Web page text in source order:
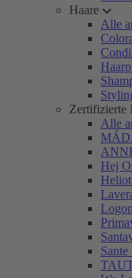
Haare
Alle
Zertifizierte
Alle
Hej